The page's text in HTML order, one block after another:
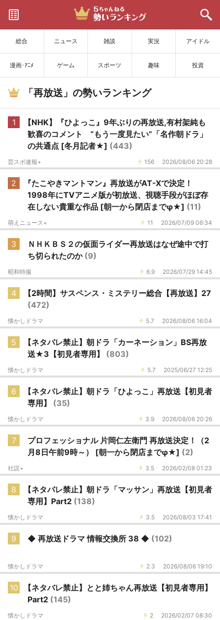
総合 ニュース 雑談 実況 アイドル
漫画･ｱﾆﾒ ゲーム スポーツ 趣味 投資
サイトを更新
「再放送」の勢いランキング
1
【NHK】『ひよっこ』9年ぶりの再放送,有村架純も
歓喜のコメント “もう一度見たい”「名作朝ドラ」
の共通点 [冬月記者★] (443)
156 2026/08/06 20:28
芸スポ速報+
2
『たこやきマントマン』再放送がAT-Xで決定！
1998年にTVアニメ版が初放送、視聴手段がほぼ存
在しない貴重な作品 [朝一から閉店までφ★] (11)
11 2026/07/09 06:34
萌えニュース+
3
ＮＨＫＢＳ２の仮面ライダー再放送はなぜ途中で打
ち切られたのか (9)
6.9 2026/07/29 14:45
昭和特撮
4
【2時間】サスペンス・ミステリー総合【再放送】27
(472)
5.7 2026/08/06 16:04
懐かしドラマ
5
【ネタバレ禁止】朝ドラ「カーネーション」BS再放
送★3【初見者専用】 (803)
5.7 2025/06/27 12:25
懐かしドラマ
6
【ネタバレ禁止】朝ドラ「ひよっこ」再放送【初見者
専用】 (35)
3.9 2026/08/06 20:26
懐かしドラマ
7
プロフェッショナル 片岡仁左衛門 再放送決定！（2
月8日午前9時～） [朝一から閉店までφ★] (2)
3.5 2026/02/08 01:23
社説+
8
【ネタバレ禁止】朝ドラ「マッサン」再放送【初見者
専用】Part2 (138)
3.5 2026/08/03 17:41
懐かしドラマ
9 ◆ 再放送ドラマ 情報交換所 38 ◆ (102)
2.3 2026/08/06 19:10
懐かしドラマ
10
【ネタバレ禁止】とと姉ちゃん再放送【初見者専用】
Part2 (145)
2 2026/02/07 08:30
懐かしドラマ